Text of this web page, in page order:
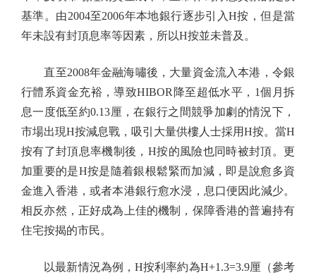
基準。由2004至2006年本地銀行逐步引入H按，但是當
年未設有封頂息率等因素，所以H按並未普及。
直至2008年金融海嘯後，大量資金流入本港，令銀
行體系資金充裕，導致HIBOR降至超低水平，1個月拆
息一度低至約0.13厘，在銀行之間競爭加劇的情況下，
市場出現H按減息戰，吸引大量供樓人士採用H按。當H
按有了封頂息率機制後，H按的風險也同時被封頂。更
加重要的是H按是隨着銀根鬆緊而加減，即是說愈多資
金進入香港，或者本港銀行愈水浸，息口便因此減少。
相反亦然，正好成為上佳的機制，保障香港的普遍持有
住宅按揭的市民。
以最新情況為例，H按利率約為H+1.3=3.9厘（參考